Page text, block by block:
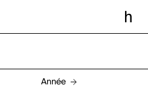
h
Année